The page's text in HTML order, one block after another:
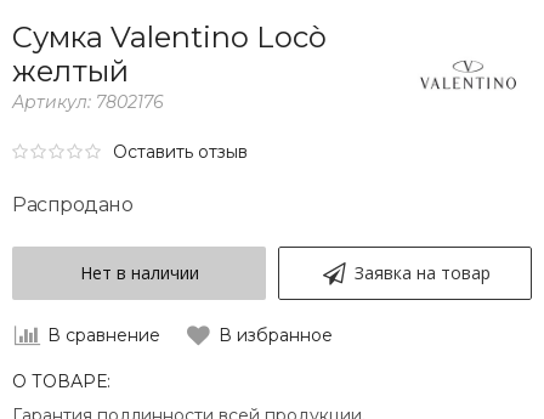
Сумка Valentino Locò
желтый
Артикул: 7802176
Оставить отзыв
Распродано
Нет в наличии Заявка на товар
В сравнение В избранное
О ТОВАРЕ: